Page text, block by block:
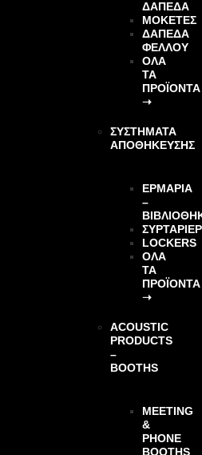
ΔΆΠΕΔΑ
ΜΟΚΈΤΕΣ
ΔΆΠΕΔΑ
ΦΕΛΛΟΎ
ΌΛΑ
ΤΑ
ΠΡΟΪΌΝΤΑ
➝
ΣΥΣΤΗΜΑΤΑ
ΑΠΟΘΗΚΕΥΣΗΣ
ΕΡΜΑΡΙΑ
–
LOCKERS
ΌΛΑ
ΤΑ
ΠΡΟΪΌΝΤΑ
➝
ACOUSTIC
PRODUCTS
–
BOOTHS
MEETING
&
PHONE
BOOTHS